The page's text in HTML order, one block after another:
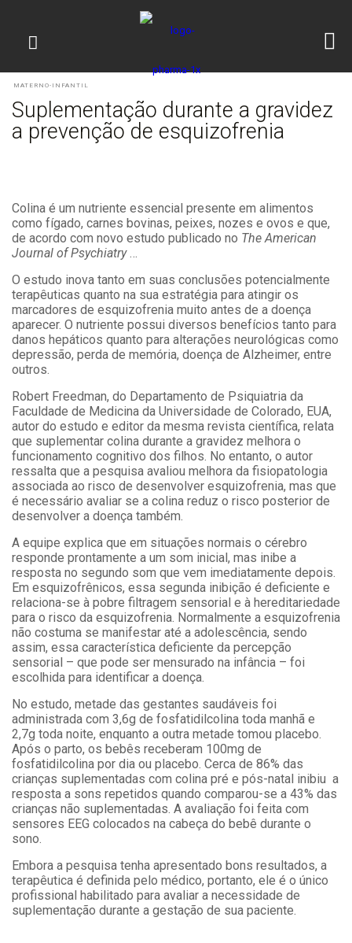
MATERNO-INFANTIL
Suplementação durante a gravidez
a prevenção de esquizofrenia
Colina é um nutriente essencial presente em alimentos
como fígado, carnes bovinas, peixes, nozes e ovos e que,
de acordo com novo estudo publicado no The American
Journal of Psychiatry…
O estudo inova tanto em suas conclusões potencialmente
terapêuticas quanto na sua estratégia para atingir os
marcadores de esquizofrenia muito antes de a doença
aparecer. O nutriente possui diversos benefícios tanto para
danos hepáticos quanto para alterações neurológicas como
depressão, perda de memória, doença de Alzheimer, entre
outros.
Robert Freedman, do Departamento de Psiquiatria da
Faculdade de Medicina da Universidade de Colorado, EUA,
autor do estudo e editor da mesma revista científica, relata
que suplementar colina durante a gravidez melhora o
funcionamento cognitivo dos filhos. No entanto, o autor
ressalta que a pesquisa avaliou melhora da fisiopatologia
associada ao risco de desenvolver esquizofrenia, mas que
é necessário avaliar se a colina reduz o risco posterior de
desenvolver a doença também.
A equipe explica que em situações normais o cérebro
responde prontamente a um som inicial, mas inibe a
resposta no segundo som que vem imediatamente depois.
Em esquizofrênicos, essa segunda inibição é deficiente e
relaciona-se à pobre filtragem sensorial e à hereditariedade
para o risco da esquizofrenia. Normalmente a esquizofrenia
não costuma se manifestar até a adolescência, sendo
assim, essa característica deficiente da percepção
sensorial – que pode ser mensurado na infância – foi
escolhida para identificar a doença.
No estudo, metade das gestantes saudáveis foi
administrada com 3,6g de fosfatidilcolina toda manhã e
2,7g toda noite, enquanto a outra metade tomou placebo.
Após o parto, os bebês receberam 100mg de
fosfatidilcolina por dia ou placebo. Cerca de 86% das
crianças suplementadas com colina pré e pós-natal inibiu a
resposta a sons repetidos quando comparou-se a 43% das
crianças não suplementadas. A avaliação foi feita com
sensores EEG colocados na cabeça do bebê durante o
sono.
Embora a pesquisa tenha apresentado bons resultados, a
terapêutica é definida pelo médico, portanto, ele é o único
profissional habilitado para avaliar a necessidade de
suplementação durante a gestação de sua paciente.